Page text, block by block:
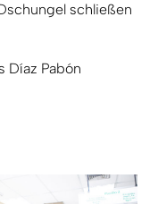
schließen
Díaz Pabón